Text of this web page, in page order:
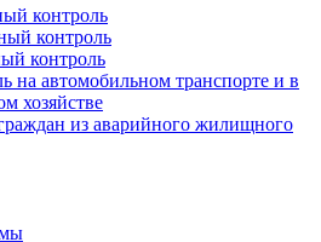
контроль
контроль
контроль
на автомобильном транспорте и в
хозяйстве
из аварийного жилищного